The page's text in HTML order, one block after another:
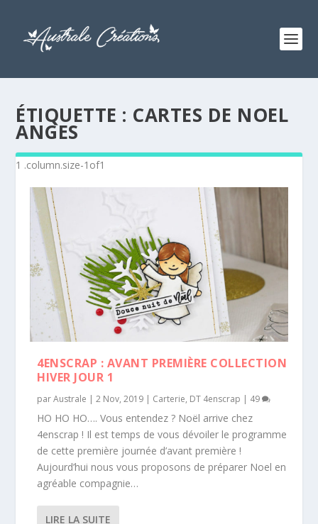
ÉTIQUETTE : CARTES DE NOEL
ANGES
4ENSCRAP : AVANT PREMIÈRE COLLECTION
HIVER JOUR 1
parAustrale |2 Nov, 2019 | Carterie, DT 4enscrap | 49
HO HO HO…. Vous entendez ? Noël arrive chez
4enscrap ! Il est temps de vous dévoiler le programme
de cette première journée d’avant première !
Aujourd’hui nous vous proposons de préparer Noel en
agréable compagnie…
LIRE LA SUITE